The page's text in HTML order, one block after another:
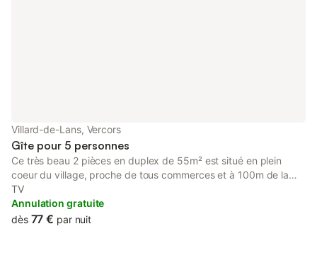
Villard-de-Lans, Vercors
Gîte pour 5 personnes
Ce très beau 2 pièces en duplex de 55m² est situé en plein
coeur du village, proche de tous commerces et à 100m de la
piscine et de la patinoire. Sa double exposition sud/est rend cet
appartement très lumineux. CHAMBRE + COIN CABINE: 1 lit 2
places en 160 1 armoire 1 TV ecran plat 1 lit 1 place en 90
TV
Annulation gratuite
dès 77 € par nuit